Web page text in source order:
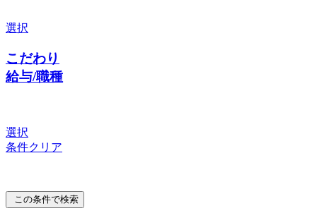
選択
こだわり
給与/職種
選択
条件クリア
この条件で検索